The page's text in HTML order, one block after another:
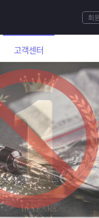
고객센터
회
은꼴사-